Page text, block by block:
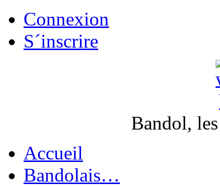
Connexion
S´inscrire
Bandol,
Accueil
Bandolais…